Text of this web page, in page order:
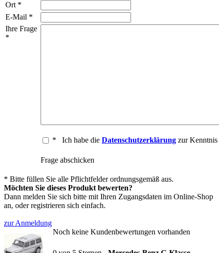
Ort *
E-Mail *
Ihre Frage
*
* Ich habe die Datenschutzerklärung zur Kenntnis
Frage abschicken
* Bitte füllen Sie alle Pflichtfelder ordnungsgemäß aus.
Möchten Sie dieses Produkt bewerten?
Dann melden Sie sich bitte mit Ihren Zugangsdaten im Online-Shop
an, oder registrieren sich einfach.
zur Anmeldung
Noch keine Kundenbewertungen vorhanden